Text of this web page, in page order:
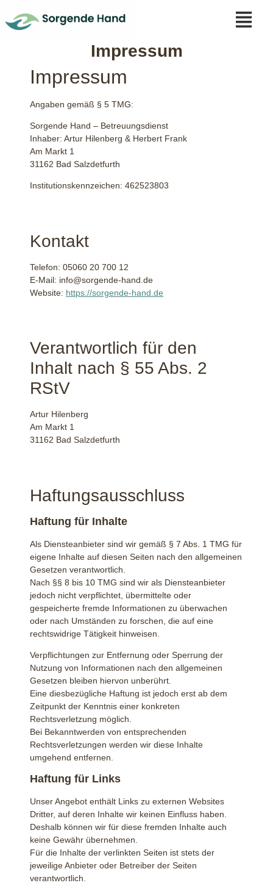
Impressum
Impressum
Angaben gemäß § 5 TMG:
Sorgende Hand – Betreuungsdienst
Inhaber: Artur Hilenberg & Herbert Frank
Am Markt 1
31162 Bad Salzdetfurth
Institutionskennzeichen: 462523803
Kontakt
Telefon: 05060 20 700 12
E-Mail: info@sorgende-hand.de
Website: https://sorgende-hand.de
Verantwortlich für den
Inhalt nach § 55 Abs. 2
RStV
Artur Hilenberg
Am Markt 1
31162 Bad Salzdetfurth
Haftungsausschluss
Haftung für Inhalte
Als Diensteanbieter sind wir gemäß § 7 Abs. 1 TMG für
eigene Inhalte auf diesen Seiten nach den allgemeinen
Gesetzen verantwortlich.
Nach §§ 8 bis 10 TMG sind wir als Diensteanbieter
jedoch nicht verpflichtet, übermittelte oder
gespeicherte fremde Informationen zu überwachen
oder nach Umständen zu forschen, die auf eine
rechtswidrige Tätigkeit hinweisen.
Verpflichtungen zur Entfernung oder Sperrung der
Nutzung von Informationen nach den allgemeinen
Gesetzen bleiben hiervon unberührt.
Eine diesbezügliche Haftung ist jedoch erst ab dem
Zeitpunkt der Kenntnis einer konkreten
Rechtsverletzung möglich.
Bei Bekanntwerden von entsprechenden
Rechtsverletzungen werden wir diese Inhalte
umgehend entfernen.
Haftung für Links
Unser Angebot enthält Links zu externen Websites
Dritter, auf deren Inhalte wir keinen Einfluss haben.
Deshalb können wir für diese fremden Inhalte auch
keine Gewähr übernehmen.
Für die Inhalte der verlinkten Seiten ist stets der
jeweilige Anbieter oder Betreiber der Seiten
verantwortlich.